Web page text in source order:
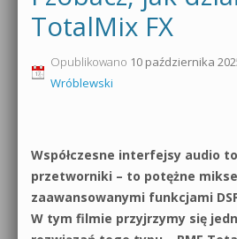
Produkcja muzyczna od podstaw
Sylenth1 od podstaw
Dubstep z syntezatorem Massive
Kontakt 5 Kompendium
0dB.pl - informacje
Newsletter
Polityka prywatności
Regulamin
TotalMix FX
Opublikowano 10 października
Wróblewski
Współczesne interfejsy audio
przetworniki – to potężne
zaawansowanymi funkcjami
W tym filmie przyjrzymy się